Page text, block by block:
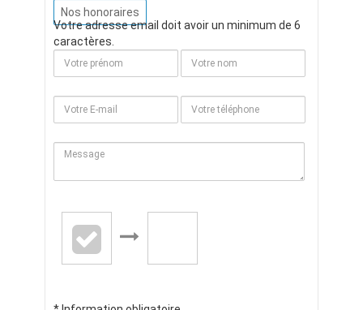
Nos honoraires
Votre adresse email doit avoir un minimum de 6
caractères.